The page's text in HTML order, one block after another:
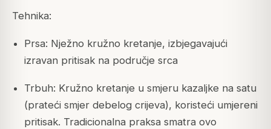
Tehnika:
Prsa: Nježno kružno kretanje, izbjegavajući
izravan pritisak na područje srca
Trbuh: Kružno kretanje u smjeru kazaljke na satu
(prateći smjer debelog crijeva), koristeći umjereni
pritisak. Tradicionalna praksa smatra ovo